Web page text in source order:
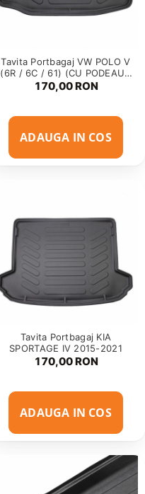
Tavita Portbagaj VW POLO V
(6R / 6C / 61) (CU PODEAUA
INALTA) 2009-2017
170,00 RON
ADAUGA IN COS
Tavita Portbagaj KIA
SPORTAGE IV 2015-2021
170,00 RON
ADAUGA IN COS